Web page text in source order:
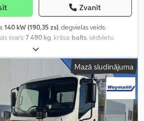
Zvanīt
140 kW (190,35 zs), degvielas veids:
svars:7 490 kg, krāsa: balts, sēdvietu
ABS, centrālā atslēga, elektroniskā
(ESP), gaisa kondicionēšana, kvēpu
Mazā sludinājuma